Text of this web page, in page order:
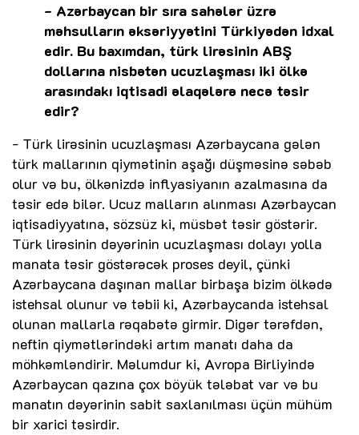
- Azərbaycan bir sıra sahələr üzrə
məhsulların əksəriyyətini Türkiyədən idxal
edir. Bu baxımdan, türk lirəsinin ABŞ
dollarına nisbətən ucuzlaşması iki ölkə
arasındakı iqtisadi əlaqələrə necə təsir
edir?
- Türk lirəsinin ucuzlaşması Azərbaycana gələn
türk mallarının qiymətinin aşağı düşməsinə səbəb
olur və bu, ölkənizdə inflyasiyanın azalmasına da
təsir edə bilər. Ucuz malların alınması Azərbaycan
iqtisadiyyatına, sözsüz ki, müsbət təsir göstərir.
Türk lirəsinin dəyərinin ucuzlaşması dolayı yolla
manata təsir göstərəcək proses deyil, çünki
Azərbaycana daşınan mallar birbaşa bizim ölkədə
istehsal olunur və təbii ki, Azərbaycanda istehsal
olunan mallarla rəqabətə girmir. Digər tərəfdən,
neftin qiymətlərindəki artım manatı daha da
möhkəmləndirir. Məlumdur ki, Avropa Birliyində
Azərbaycan qazına çox böyük tələbat var və bu
manatın dəyərinin sabit saxlanılması üçün mühüm
bir xarici təsirdir.